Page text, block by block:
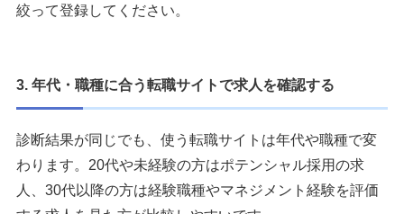
絞って登録してください。
3. 年代・職種に合う転職サイトで求人を確認する
診断結果が同じでも、使う転職サイトは年代や職種で変
わります。20代や未経験の方はポテンシャル採用の求
人、30代以降の方は経験職種やマネジメント経験を評価